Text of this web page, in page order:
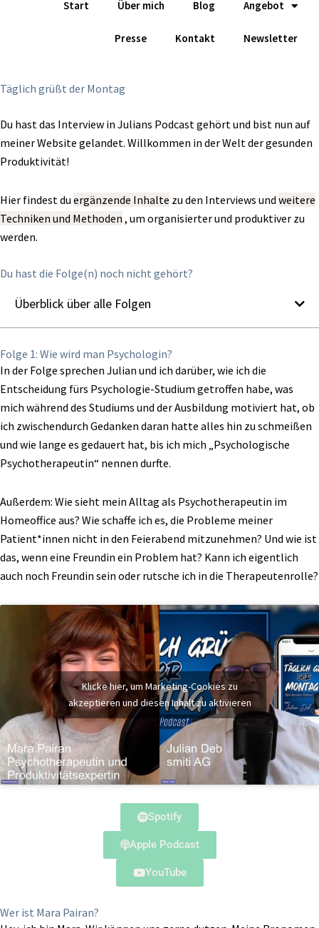
Start Über mich Blog Angebot
Presse Kontakt Newsletter
Täglich grüßt der Montag
Du hast das Interview in Julians Podcast gehört und bist nun auf
meiner Website gelandet. Willkommen in der Welt der gesunden
Produktivität!
Hier findest du ergänzende Inhalte zu den Interviews und weitere
Techniken und Methoden , um organisierter und produktiver zu
werden.
Du hast die Folge(n) noch nicht gehört?
Überblick über alle Folgen
Folge 1: Wie wird man Psychologin?
In der Folge sprechen Julian und ich darüber, wie ich die
Entscheidung fürs Psychologie-Studium getroffen habe, was
mich während des Studiums und der Ausbildung motiviert hat, ob
ich zwischendurch Gedanken daran hatte alles hin zu schmeißen
und wie lange es gedauert hat, bis ich mich „Psychologische
Psychotherapeutin“ nennen durfte.
Außerdem: Wie sieht mein Alltag als Psychotherapeutin im
Homeoffice aus? Wie schaffe ich es, die Probleme meiner
Patient*innen nicht in den Feierabend mitzunehmen? Und wie ist
das, wenn eine Freundin ein Problem hat? Kann ich eigentlich
auch noch Freundin sein oder rutsche ich in die Therapeutenrolle?
Klicke hier, um Marketing-Cookies zu
akzeptieren und diesen Inhalt zu aktivieren
Spotify
Apple Podcast
YouTube
Wer ist Mara Pairan?